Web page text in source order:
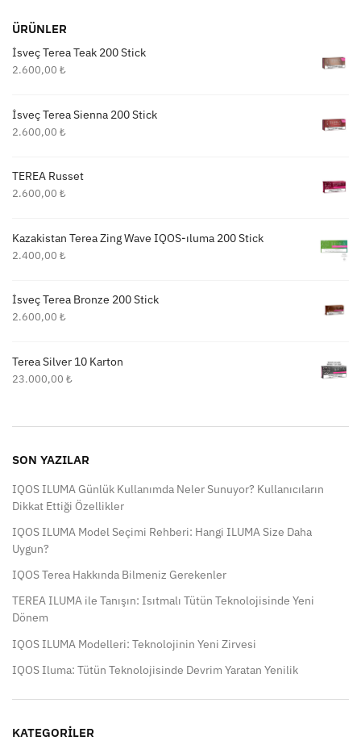
ÜRÜNLER
İsveç Terea Teak 200 Stick
2.600,00 ₺
İsveç Terea Sienna 200 Stick
2.600,00 ₺
TEREA Russet
2.600,00 ₺
Kazakistan Terea Zing Wave IQOS-ıluma 200 Stick
2.400,00 ₺
İsveç Terea Bronze 200 Stick
2.600,00 ₺
Terea Silver 10 Karton
23.000,00 ₺
SON YAZILAR
IQOS ILUMA Günlük Kullanımda Neler Sunuyor? Kullanıcıların
Dikkat Ettiği Özellikler
IQOS ILUMA Model Seçimi Rehberi: Hangi ILUMA Size Daha
Uygun?
IQOS Terea Hakkında Bilmeniz Gerekenler
TEREA ILUMA ile Tanışın: Isıtmalı Tütün Teknolojisinde Yeni
Dönem
IQOS ILUMA Modelleri: Teknolojinin Yeni Zirvesi
IQOS Iluma: Tütün Teknolojisinde Devrim Yaratan Yenilik
KATEGORILER